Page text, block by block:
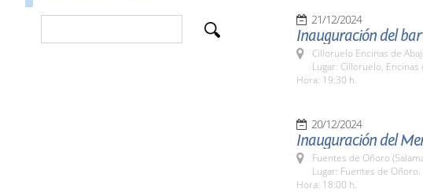
21/12/2024
Inauguración del
Cilloruelo Encinas de
Lugar: Cilloruelo, Encinas
Hora: 19:30 h.
20/12/2024
Inauguración del
Fuentes de Oñoro
Lugar: Fuentes de Oñoro.
Hora: 18:00 h.